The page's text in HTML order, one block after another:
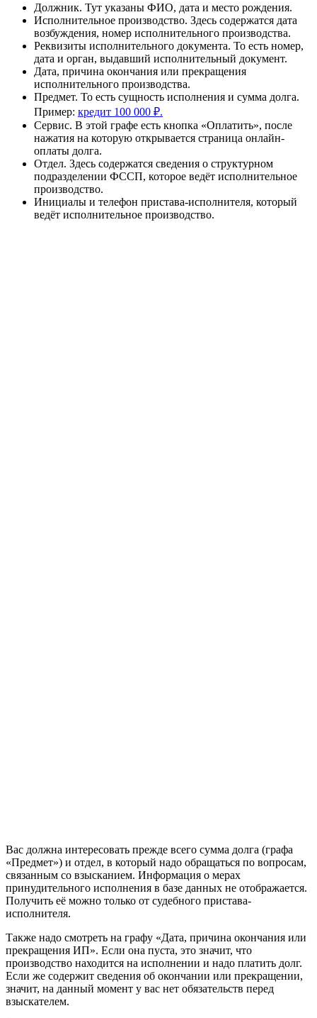
Должник. Тут указаны ФИО, дата и место рождения.
Исполнительное производство. Здесь содержатся дата
возбуждения, номер исполнительного производства.
Реквизиты исполнительного документа. То есть номер,
дата и орган, выдавший исполнительный документ.
Дата, причина окончания или прекращения
исполнительного производства.
Предмет. То есть сущность исполнения и сумма долга.
Пример: кредит 100 000 ₽.
Сервис. В этой графе есть кнопка «Оплатить», после
нажатия на которую открывается страница онлайн-
оплаты долга.
Отдел. Здесь содержатся сведения о структурном
подразделении ФССП, которое ведёт исполнительное
производство.
Инициалы и телефон пристава-исполнителя, который
ведёт исполнительное производство.
Вас должна интересовать прежде всего сумма долга (графа
«Предмет») и отдел, в который надо обращаться по вопросам,
связанным со взысканием. Информация о мерах
принудительного исполнения в базе данных не отображается.
Получить её можно только от судебного пристава-
исполнителя.
Также надо смотреть на графу «Дата, причина окончания или
прекращения ИП». Если она пуста, это значит, что
производство находится на исполнении и надо платить долг.
Если же содержит сведения об окончании или прекращении,
значит, на данный момент у вас нет обязательств перед
взыскателем.